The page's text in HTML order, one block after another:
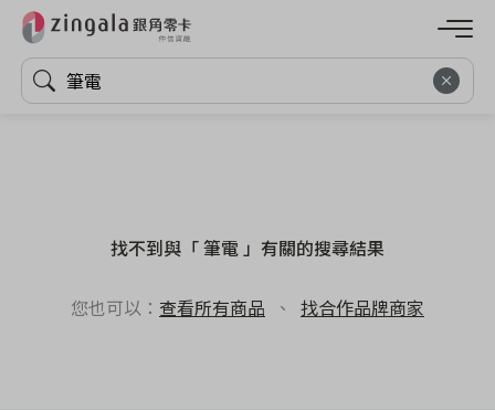
找不到與「 筆電 」有關的搜尋結果
您也可以： 查看所有商品 、 找合作品牌商家